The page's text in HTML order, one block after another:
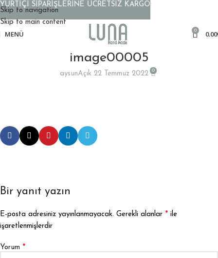
Skip to navigation
Skip to main content
MENÜ 0 0.00
image00005
aysunAçık 22 Temmuz 2022 0
Bir yanıt yazın
E-posta adresiniz yayınlanmayacak. Gerekli alanlar * ile
işaretlenmişlerdir
Yorum *
YURTİÇİ SİPARİŞLERİNE ÜCRETSİZ KARGO